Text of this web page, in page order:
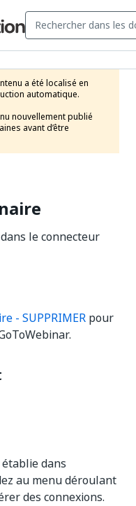
a été localisé en
automatique.
nouvellement publié
avant d’être
le connecteur
- SUPPRIMER pour
dans
au menu déroulant
des connexions.